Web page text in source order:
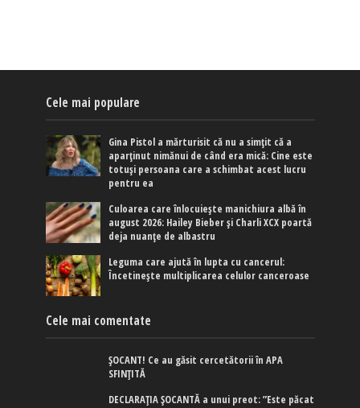
Cele mai populare
Gina Pistol a mărturisit că nu a simțit că a
aparținut nimănui de când era mică: Cine este
totuși persoana care a schimbat acest lucru
pentru ea
Culoarea care înlocuiește manichiura albă în
august 2026: Hailey Bieber și Charli XCX poartă
deja nuanțe de albastru
Leguma care ajută în lupta cu cancerul:
Încetinește multiplicarea celulor canceroase
Cele mai comentate
ȘOCANT! Ce au găsit cercetătorii în APA
SFINȚITĂ
DECLARAȚIA ȘOCANTĂ a unui preot: ”Este păcat